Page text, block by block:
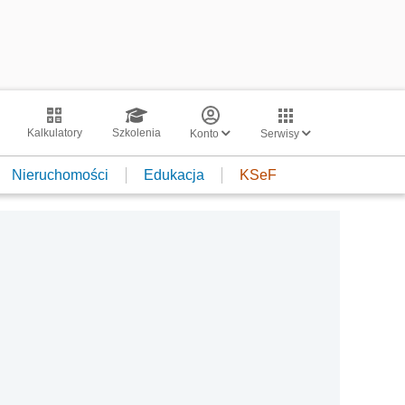
Kalkulatory Szkolenia Konto Serwisy
Nieruchomości Edukacja KSeF